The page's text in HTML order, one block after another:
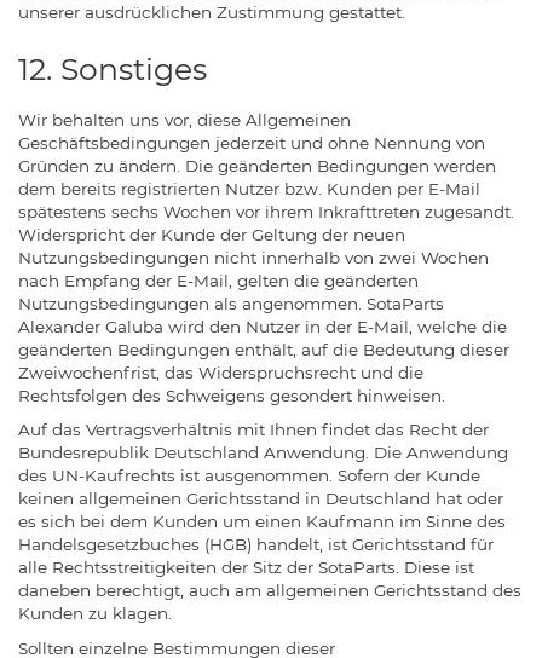
unserer ausdrücklichen Zustimmung gestattet.
12. Sonstiges
Wir behalten uns vor, diese Allgemeinen
Geschäftsbedingungen jederzeit und ohne Nennung von
Gründen zu ändern. Die geänderten Bedingungen werden
dem bereits registrierten Nutzer bzw. Kunden per E-Mail
spätestens sechs Wochen vor ihrem Inkrafttreten zugesandt.
Widerspricht der Kunde der Geltung der neuen
Nutzungsbedingungen nicht innerhalb von zwei Wochen
nach Empfang der E-Mail, gelten die geänderten
Nutzungsbedingungen als angenommen. SotaParts
Alexander Galuba wird den Nutzer in der E-Mail, welche die
geänderten Bedingungen enthält, auf die Bedeutung dieser
Zweiwochenfrist, das Widerspruchsrecht und die
Rechtsfolgen des Schweigens gesondert hinweisen.
Auf das Vertragsverhältnis mit Ihnen findet das Recht der
Bundesrepublik Deutschland Anwendung. Die Anwendung
des UN-Kaufrechts ist ausgenommen. Sofern der Kunde
keinen allgemeinen Gerichtsstand in Deutschland hat oder
es sich bei dem Kunden um einen Kaufmann im Sinne des
Handelsgesetzbuches (HGB) handelt, ist Gerichtsstand für
alle Rechtsstreitigkeiten der Sitz der SotaParts. Diese ist
daneben berechtigt, auch am allgemeinen Gerichtsstand des
Kunden zu klagen.
Sollten einzelne Bestimmungen dieser